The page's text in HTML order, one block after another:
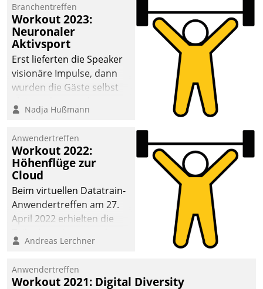
Mammutprojekte
meistern und Workloads
wuppen – bei zunehmend
anspruchsvollen
Aufgaben und
abnehmendem
Branchentreffen
Workout 2023:
Neuronaler
Aktivsport
Erst lieferten die Speaker
visionäre Impulse, dann
wurden die Gäste selbst
methodisch
Quartier. Dazwischen
zeigte Datatrain, was es
Neues zu bieten hat.
Nadja Hußmann
Anwendertreffen
Workout 2022:
Höhenflüge zur
Cloud
Beim virtuellen Datatrain-
Anwendertreffen am 27.
April 2022 erhielten die
Teilnehmer kurzweilige
Cloud-Strategien und -
Andreas Lerchner
Anwendertreffen
Workout 2021: Digital Diversity